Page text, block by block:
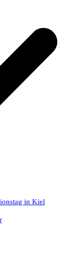
in Kiel